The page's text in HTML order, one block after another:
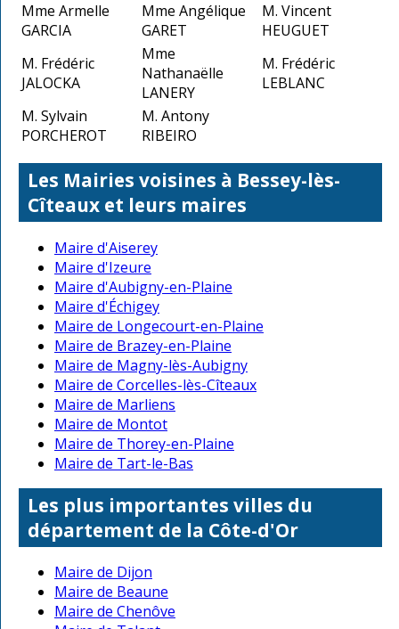
Mme Armelle
GARCIA
Mme Angélique
GARET
M. Vincent
HEUGUET
M. Frédéric
JALOCKA
Mme
Nathanaëlle
LANERY
M. Frédéric
LEBLANC
M. Sylvain
PORCHEROT
M. Antony
RIBEIRO
Les Mairies voisines à Bessey-lès-
Cîteaux et leurs maires
Maire d'Aiserey
Maire d'Izeure
Maire d'Aubigny-en-Plaine
Maire d'Échigey
Maire de Longecourt-en-Plaine
Maire de Brazey-en-Plaine
Maire de Magny-lès-Aubigny
Maire de Corcelles-lès-Cîteaux
Maire de Marliens
Maire de Montot
Maire de Thorey-en-Plaine
Maire de Tart-le-Bas
Les plus importantes villes du
département de la Côte-d'Or
Maire de Dijon
Maire de Beaune
Maire de Chenôve